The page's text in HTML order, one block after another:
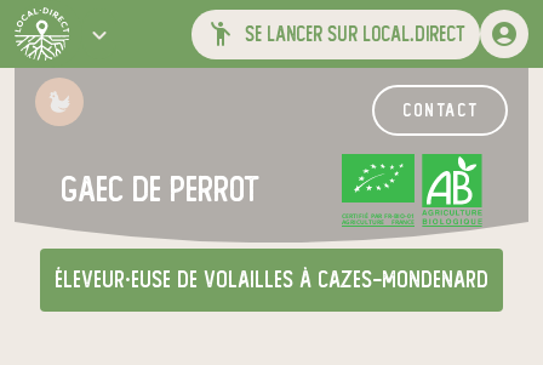
se lancer sur local.direct
contact
gaec de perrot
CERTIFIÉ PAR FR-BIO-01
AGRICULTURE FRANCE
éleveur·euse de volailles à Cazes-Mondenard